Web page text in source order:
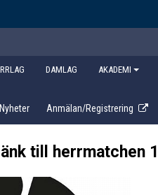
DAMLAG AKADEMI
Nyheter Anmälan/Registrering
till herrmatchen